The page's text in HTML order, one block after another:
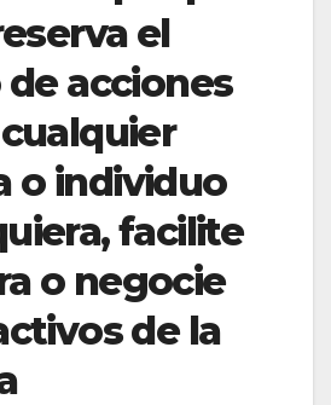
el
acciones
o individuo
facilite
o negocie
de la